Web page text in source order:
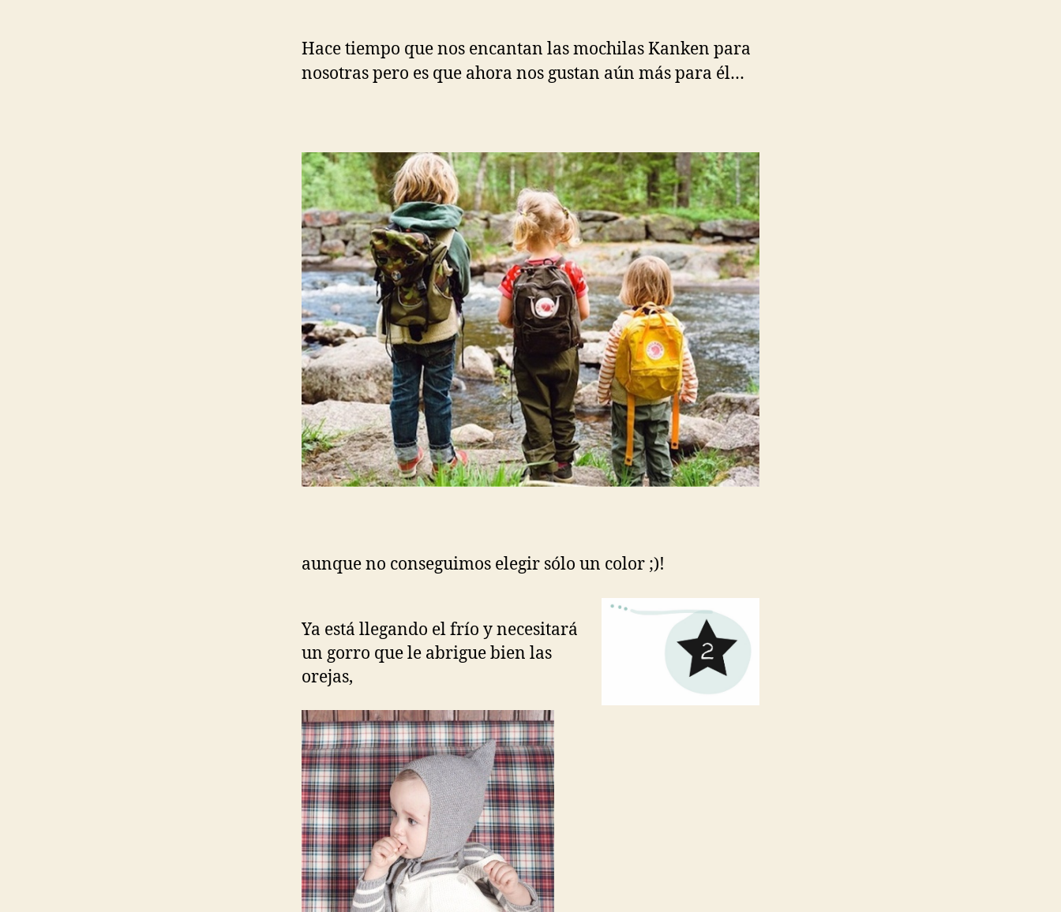
Hace tiempo que nos encantan las mochilas Kanken para
nosotras pero es que ahora nos gustan aún más para él…
aunque no conseguimos elegir sólo un color ;)!
Ya está llegando el frío y necesitará
un gorro que le abrigue bien las
orejas,